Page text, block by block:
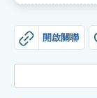
開啟關聯